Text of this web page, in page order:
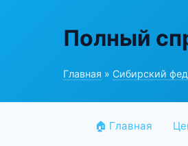
Полный
Главная » Сибирский
🏠 Главная